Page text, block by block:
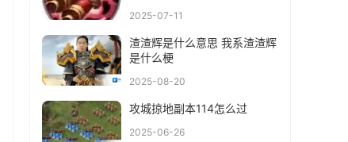
2025-07-11
渣渣辉是什么意思 我系渣渣辉
是什么梗
2025-08-20
攻城掠地副本114怎么过
2025-06-26